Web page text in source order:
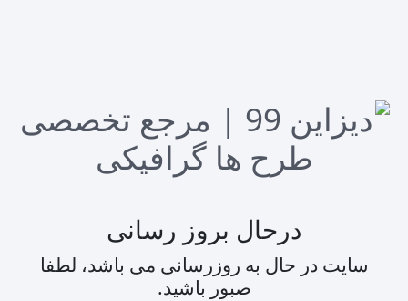
درحال بروز رسانی
سایت در حال به روزرسانی می باشد، لطفا
صبور باشید.